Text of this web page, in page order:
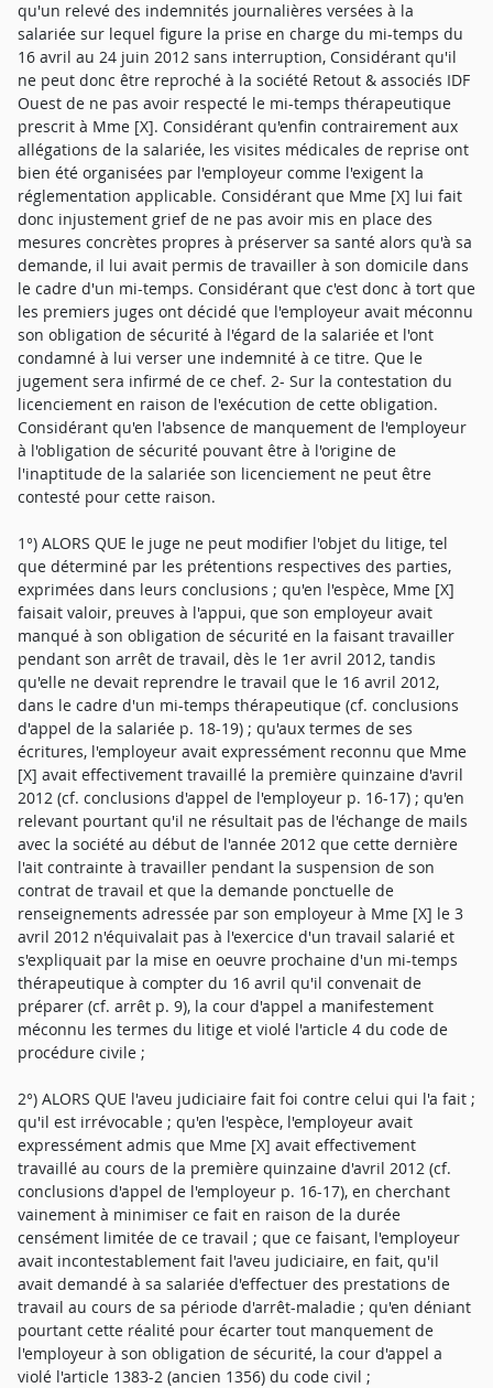
qu'un relevé des indemnités journalières versées à la
salariée sur lequel figure la prise en charge du mi-temps du
16 avril au 24 juin 2012 sans interruption, Considérant qu'il
ne peut donc être reproché à la société Retout & associés IDF
Ouest de ne pas avoir respecté le mi-temps thérapeutique
prescrit à Mme [X]. Considérant qu'enfin contrairement aux
allégations de la salariée, les visites médicales de reprise ont
bien été organisées par l'employeur comme l'exigent la
réglementation applicable. Considérant que Mme [X] lui fait
donc injustement grief de ne pas avoir mis en place des
mesures concrètes propres à préserver sa santé alors qu'à sa
demande, il lui avait permis de travailler à son domicile dans
le cadre d'un mi-temps. Considérant que c'est donc à tort que
les premiers juges ont décidé que l'employeur avait méconnu
son obligation de sécurité à l'égard de la salariée et l'ont
condamné à lui verser une indemnité à ce titre. Que le
jugement sera infirmé de ce chef. 2- Sur la contestation du
licenciement en raison de l'exécution de cette obligation.
Considérant qu'en l'absence de manquement de l'employeur
à l'obligation de sécurité pouvant être à l'origine de
l'inaptitude de la salariée son licenciement ne peut être
contesté pour cette raison.
1°) ALORS QUE le juge ne peut modifier l'objet du litige, tel
que déterminé par les prétentions respectives des parties,
exprimées dans leurs conclusions ; qu'en l'espèce, Mme [X]
faisait valoir, preuves à l'appui, que son employeur avait
manqué à son obligation de sécurité en la faisant travailler
pendant son arrêt de travail, dès le 1er avril 2012, tandis
qu'elle ne devait reprendre le travail que le 16 avril 2012,
dans le cadre d'un mi-temps thérapeutique (cf. conclusions
d'appel de la salariée p. 18-19) ; qu'aux termes de ses
écritures, l'employeur avait expressément reconnu que Mme
[X] avait effectivement travaillé la première quinzaine d'avril
2012 (cf. conclusions d'appel de l'employeur p. 16-17) ; qu'en
relevant pourtant qu'il ne résultait pas de l'échange de mails
avec la société au début de l'année 2012 que cette dernière
l'ait contrainte à travailler pendant la suspension de son
contrat de travail et que la demande ponctuelle de
renseignements adressée par son employeur à Mme [X] le 3
avril 2012 n'équivalait pas à l'exercice d'un travail salarié et
s'expliquait par la mise en oeuvre prochaine d'un mi-temps
thérapeutique à compter du 16 avril qu'il convenait de
préparer (cf. arrêt p. 9), la cour d'appel a manifestement
méconnu les termes du litige et violé l'article 4 du code de
procédure civile ;
2°) ALORS QUE l'aveu judiciaire fait foi contre celui qui l'a fait ;
qu'il est irrévocable ; qu'en l'espèce, l'employeur avait
expressément admis que Mme [X] avait effectivement
travaillé au cours de la première quinzaine d'avril 2012 (cf.
conclusions d'appel de l'employeur p. 16-17), en cherchant
vainement à minimiser ce fait en raison de la durée
censément limitée de ce travail ; que ce faisant, l'employeur
avait incontestablement fait l'aveu judiciaire, en fait, qu'il
avait demandé à sa salariée d'effectuer des prestations de
travail au cours de sa période d'arrêt-maladie ; qu'en déniant
pourtant cette réalité pour écarter tout manquement de
l'employeur à son obligation de sécurité, la cour d'appel a
violé l'article 1383-2 (ancien 1356) du code civil ;